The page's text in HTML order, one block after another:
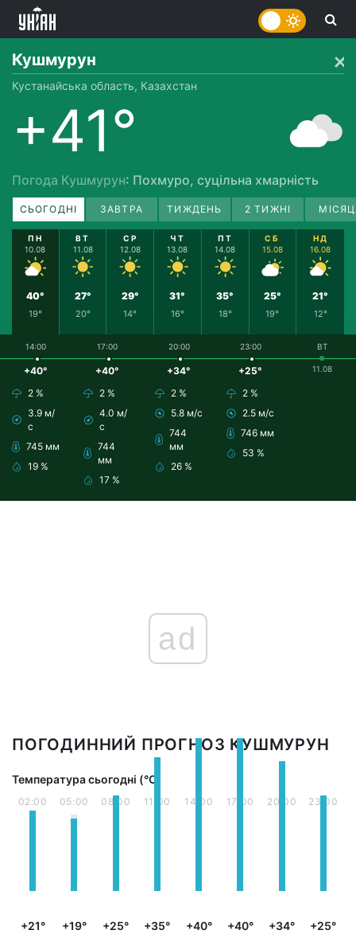
Кушмурун
Кустанайська область, Казахстан
+41°
Погода Кушмурун: Похмуро, суцільна хмарність
СЬОГОДНІ ЗАВТРА ТИЖДЕНЬ 2 ТИЖНІ
ПН
10.08
40°
19°
ВТ
11.08
27°
20°
СР
12.08
29°
14°
ЧТ
13.08
31°
16°
ПТ
14.08
35°
18°
СБ
15.08
25°
19°
НД
16.08
21°
12°
14:00
+40°
2 %
3.9 м/
с
745 мм
19 %
17:00
+40°
2 %
4.0 м/
с
744
мм
17 %
20:00
+34°
2 %
5.8 м/с
744
мм
26 %
23:00
+25°
2 %
2.5 м/с
746 мм
53 %
ВТ
11.08
ad
ПОГОДИННИЙ ПРОГНОЗ КУШМУРУН
Температура сьогодні (°С)
02:00
+21°
05:00
+19°
08:00
+25°
11:00
+35°
14:00
+40°
17:00
+40°
20:00
+34°
23:00
+25°